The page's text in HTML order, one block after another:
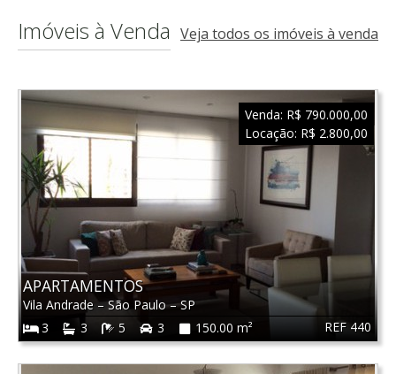
Imóveis à Venda Veja todos os imóveis à venda
REF 440
APARTAMENTOS
Vila Andrade –São Paulo–SP
3
3 5 3 150.00 m²
Venda: R$ 790.000,00
Locação: R$ 2.800,00